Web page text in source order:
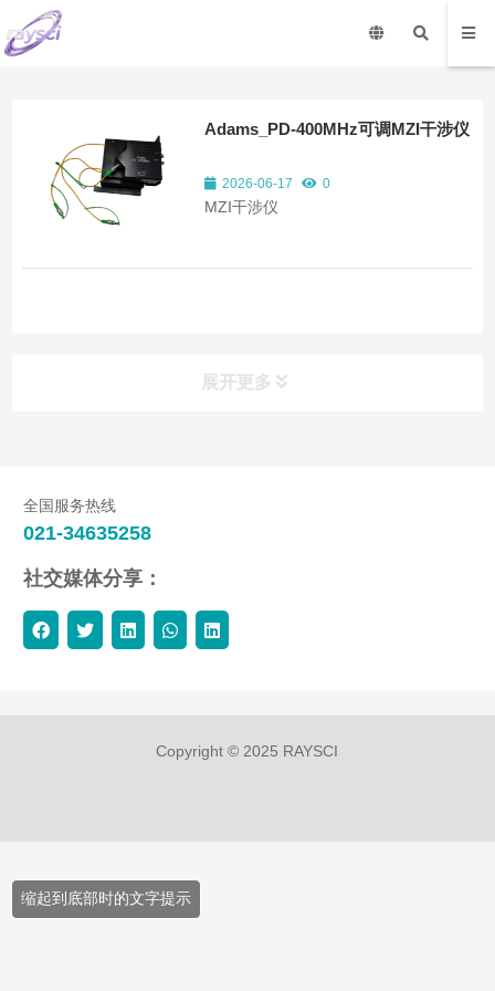
Adams_PD-400MHz可调MZI干涉仪
2026-06-17 0
MZI干涉仪
展开更多
全国服务热线
021-34635258
社交媒体分享：
Copyright © 2025 RAYSCI
缩起到底部时的文字提示